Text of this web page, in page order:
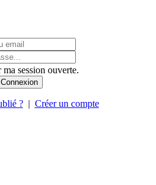
ma session ouverte.
?| Créer un compte